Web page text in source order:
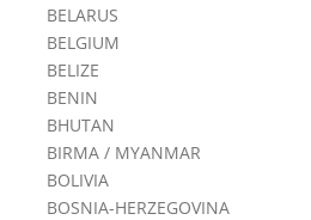
BELARUS
BELGIUM
BELIZE
BENIN
BHUTAN
BIRMA / MYANMAR
BOLIVIA
BOSNIA-HERZEGOVINA